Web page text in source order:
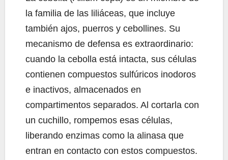
la familia de las liliáceas, que incluye
también ajos, puerros y cebollines. Su
mecanismo de defensa es extraordinario:
cuando la cebolla está intacta, sus células
contienen compuestos sulfúricos inodoros
e inactivos, almacenados en
compartimentos separados. Al cortarla con
un cuchillo, rompemos esas células,
liberando enzimas como la alinasa que
entran en contacto con estos compuestos.